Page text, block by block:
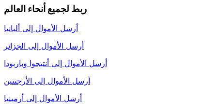
ربط لجميع أنحاء العالم
أرسل الأموال إلى ألبانيا
أرسل الأموال إلى الجزائر
أرسل الأموال إلى أنتيجوا وباربودا
أرسل الأموال إلى الأرجنتين
أرسل الأموال إلى أرمينيا